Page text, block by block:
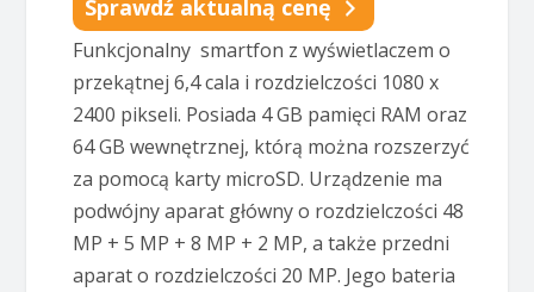
Sprawdź aktualną cenę
Funkcjonalny smartfon z wyświetlaczem o
przekątnej 6,4 cala i rozdzielczości 1080 x
2400 pikseli. Posiada 4 GB pamięci RAM oraz
64 GB wewnętrznej, którą można rozszerzyć
za pomocą karty microSD. Urządzenie ma
podwójny aparat główny o rozdzielczości 48
MP + 5 MP + 8 MP + 2 MP, a także przedni
aparat o rozdzielczości 20 MP. Jego bateria